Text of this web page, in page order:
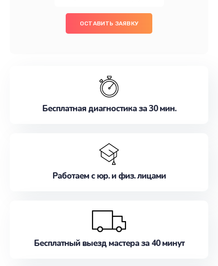
ОСТАВИТЬ ЗАЯВКУ
Бесплатная диагностика за 30 мин.
Работаем с юр. и физ. лицами
Бесплатный выезд мастера за 40 минут